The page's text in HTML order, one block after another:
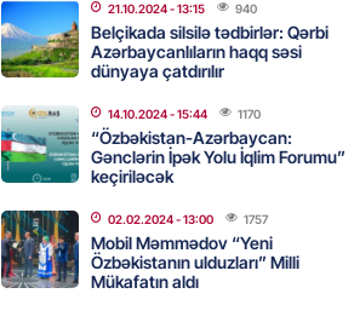
Türkiyə və Suriyanın xarici işlər
nazirləri görüşəcək
MANŞET
Paşinyan ondan narazıdır
05.08.2026- 15:45
HADISƏ
21.10.2024- 13:15 940
Belçikada silsilə tədbirlər: Qərbi
Azərbaycanlıların haqq səsi
dünyaya çatdırılır
14.10.2024- 15:44 1170
“Özbəkistan-Azərbaycan:
Gənclərin İpək Yolu İqlim Forumu”
keçiriləcək
02.02.2024- 13:00 1757
Mobil Məmmədov “Yeni
Özbəkistanın ulduzları” Milli
Mükafatın aldı